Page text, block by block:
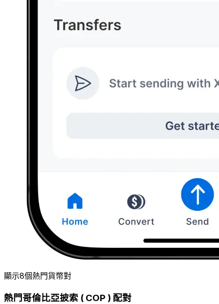
顯示8個熱門貨幣對
熱門哥倫比亞披索 ( COP ) 配對